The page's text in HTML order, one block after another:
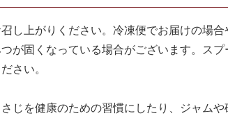
し上がりください。冷凍便でお届けの場
が固くなっている場合がございます。ス
さい。
じを健康のための習慣にしたり、ジャム